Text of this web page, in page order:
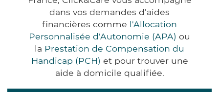
dans vos demandes d'aides
financières comme l'Allocation
Personnalisée d'Autonomie (APA) ou
la Prestation de Compensation du
Handicap (PCH) et pour trouver une
aide à domicile qualifiée.